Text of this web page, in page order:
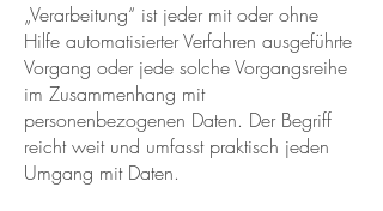
„Verarbeitung“ ist jeder mit oder ohne
Hilfe automatisierter Verfahren ausgeführte
Vorgang oder jede solche Vorgangsreihe
im Zusammenhang mit
personenbezogenen Daten. Der Begriff
reicht weit und umfasst praktisch jeden
Umgang mit Daten.